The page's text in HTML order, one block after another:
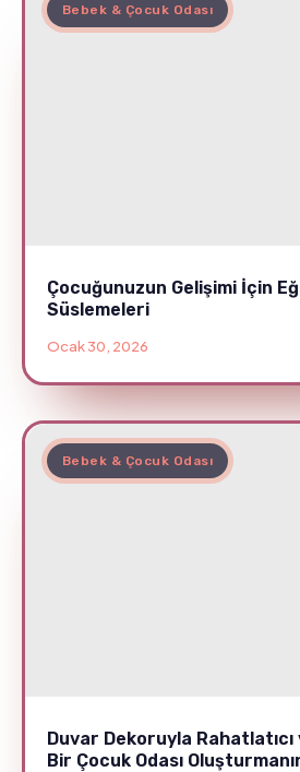
Bebek & Çocuk Odası
Çocuğunuzun Gelişimi İçin
Süslemeleri
Ocak 30, 2026
Bebek & Çocuk Odası
Duvar Dekoruyla
Bir Çocuk Odası